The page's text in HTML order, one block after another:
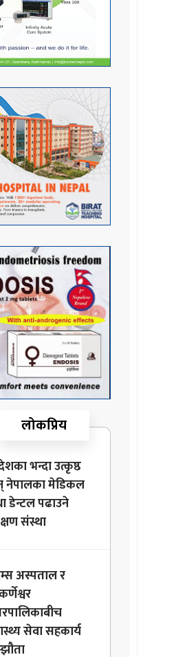
लोकप्रिय
भन्दा उत्कृष्ठ
नेपालका मेडिकल
डेन्टल पढाउने
संस्था
अस्पताल र
सेवा सहकार्य